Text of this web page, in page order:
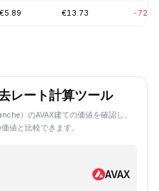
€5.89 €13.73 -
レート計算ツール
）のAVAX建ての価値を確認し、
値と比較できます。
AVAX